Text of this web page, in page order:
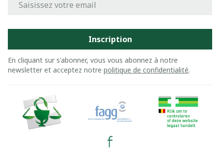
Inscription
En cliquant sur s'abonner, vous vous abonnez à notre
newsletter et acceptez notre politique de confidentialité.